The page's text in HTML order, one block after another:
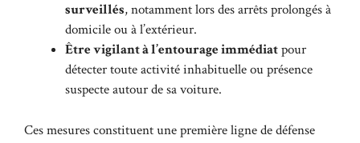
surveillés, notamment lors des arrêts prolongés à
domicile ou à l’extérieur.
Être vigilant à l’entourage immédiatpour
détecter toute activité inhabituelle ou présence
suspecte autour de sa voiture.
Ces mesures constituent une première ligne de défense